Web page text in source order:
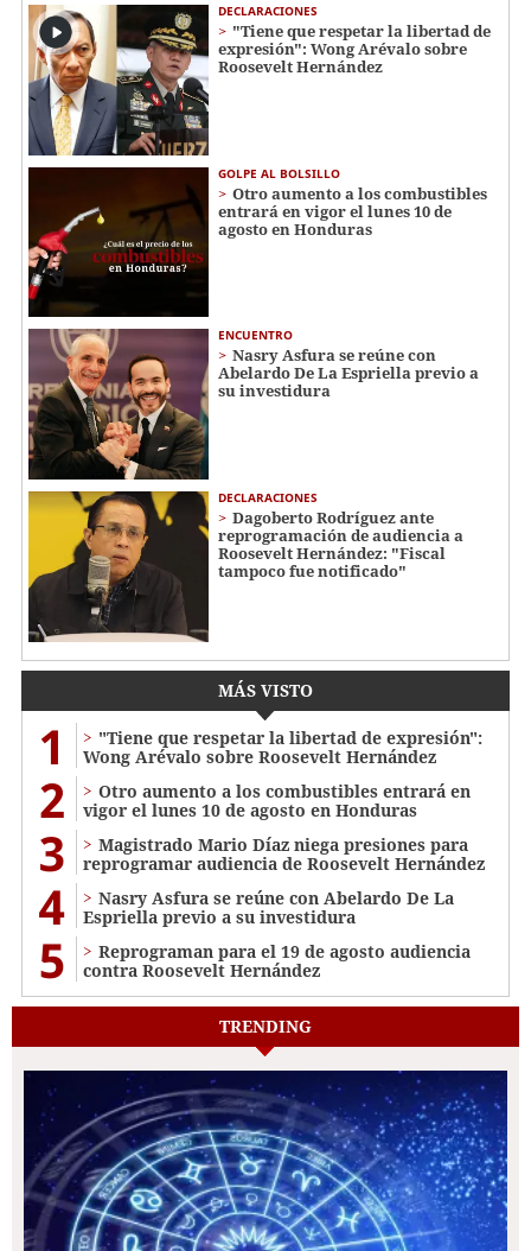
DECLARACIONES
"Tiene que respetar la libertad de
expresión": Wong Arévalo sobre
Roosevelt Hernández
GOLPE AL BOLSILLO
Otro aumento a los combustibles
entrará en vigor el lunes 10 de
agosto en Honduras
ENCUENTRO
Nasry Asfura se reúne con
Abelardo De La Espriella previo a
su investidura
DECLARACIONES
Dagoberto Rodríguez ante
reprogramación de audiencia a
Roosevelt Hernández: "Fiscal
tampoco fue notificado"
MÁS VISTO
1
"Tiene que respetar la libertad de expresión":
Wong Arévalo sobre Roosevelt Hernández
2
Otro aumento a los combustibles entrará en
vigor el lunes 10 de agosto en Honduras
3
Magistrado Mario Díaz niega presiones para
reprogramar audiencia de Roosevelt Hernández
4
Nasry Asfura se reúne con Abelardo De La
Espriella previo a su investidura
5
Reprograman para el 19 de agosto audiencia
contra Roosevelt Hernández
TRENDING